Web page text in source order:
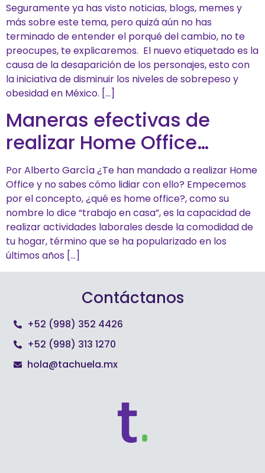
Seguramente ya has visto noticias, blogs, memes y
más sobre este tema, pero quizá aún no has
terminado de entender el porqué del cambio, no te
preocupes, te explicaremos. El nuevo etiquetado es la
causa de la desaparición de los personajes, esto con
la iniciativa de disminuir los niveles de sobrepeso y
obesidad en México. […]
Maneras efectivas de
realizar Home Office…
Por Alberto García ¿Te han mandado a realizar Home
Office y no sabes cómo lidiar con ello? Empecemos
por el concepto, ¿qué es home office?, como su
nombre lo dice “trabajo en casa”, es la capacidad de
realizar actividades laborales desde la comodidad de
tu hogar, término que se ha popularizado en los
últimos años […]
Contáctanos
+52 (998) 352 4426
+52 (998) 313 1270
hola@tachuela.mx